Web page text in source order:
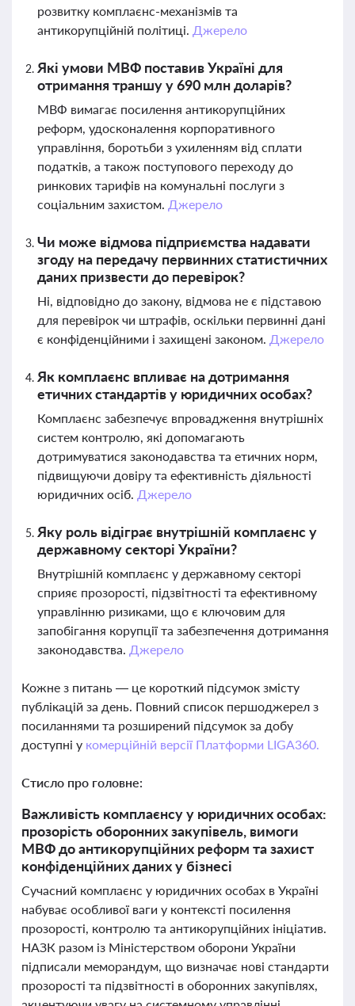
розвитку комплаєнс-механізмів та
антикорупційній політиці. Джерело
Які умови МВФ поставив Україні для
отримання траншу у 690 млн доларів?
МВФ вимагає посилення антикорупційних
реформ, удосконалення корпоративного
управління, боротьби з ухиленням від сплати
податків, а також поступового переходу до
ринкових тарифів на комунальні послуги з
соціальним захистом. Джерело
Чи може відмова підприємства надавати
згоду на передачу первинних статистичних
даних призвести до перевірок?
Ні, відповідно до закону, відмова не є підставою
для перевірок чи штрафів, оскільки первинні дані
є конфіденційними і захищені законом. Джерело
Як комплаєнс впливає на дотримання
етичних стандартів у юридичних особах?
Комплаєнс забезпечує впровадження внутрішніх
систем контролю, які допомагають
дотримуватися законодавства та етичних норм,
підвищуючи довіру та ефективність діяльності
юридичних осіб. Джерело
Яку роль відіграє внутрішній комплаєнс у
державному секторі України?
Внутрішній комплаєнс у державному секторі
сприяє прозорості, підзвітності та ефективному
управлінню ризиками, що є ключовим для
запобігання корупції та забезпечення дотримання
законодавства. Джерело
Кожне з питань — це короткий підсумок змісту
публікацій за день. Повний список першоджерел з
посиланнями та розширений підсумок за добу
доступні у комерційній версії Платформи LIGA360.
Стисло про головне:
Важливість комплаєнсу у юридичних особах:
прозорість оборонних закупівель, вимоги
МВФ до антикорупційних реформ та захист
конфіденційних даних у бізнесі
Сучасний комплаєнс у юридичних особах в Україні
набуває особливої ваги у контексті посилення
прозорості, контролю та антикорупційних ініціатив.
НАЗК разом із Міністерством оборони України
підписали меморандум, що визначає нові стандарти
прозорості та підзвітності в оборонних закупівлях,